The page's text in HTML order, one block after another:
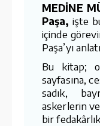
MEDİNE
Paşa, işte
içinde
Paşa’yı
Bu kitap;
sayfasına,
sadık,
askerlerin
bir